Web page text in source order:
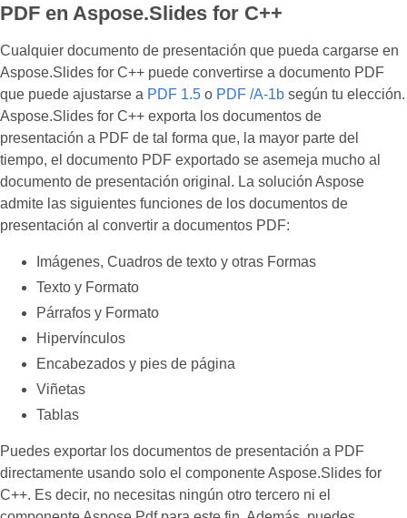
PDF en Aspose.Slides for C++
Cualquier documento de presentación que pueda cargarse en
Aspose.Slides for C++ puede convertirse a documento PDF
que puede ajustarse a PDF 1.5 o PDF /A-1b según tu elección.
Aspose.Slides for C++ exporta los documentos de
presentación a PDF de tal forma que, la mayor parte del
tiempo, el documento PDF exportado se asemeja mucho al
documento de presentación original. La solución Aspose
admite las siguientes funciones de los documentos de
presentación al convertir a documentos PDF:
Imágenes, Cuadros de texto y otras Formas
Texto y Formato
Párrafos y Formato
Hipervínculos
Encabezados y pies de página
Viñetas
Tablas
Puedes exportar los documentos de presentación a PDF
directamente usando solo el componente Aspose.Slides for
C++. Es decir, no necesitas ningún otro tercero ni el